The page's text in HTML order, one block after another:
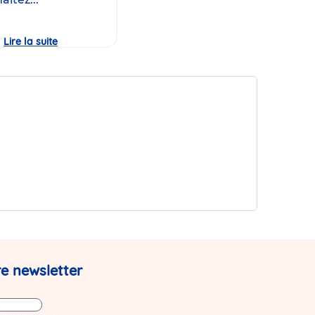
Lire la suite
Portes
de
newsletter